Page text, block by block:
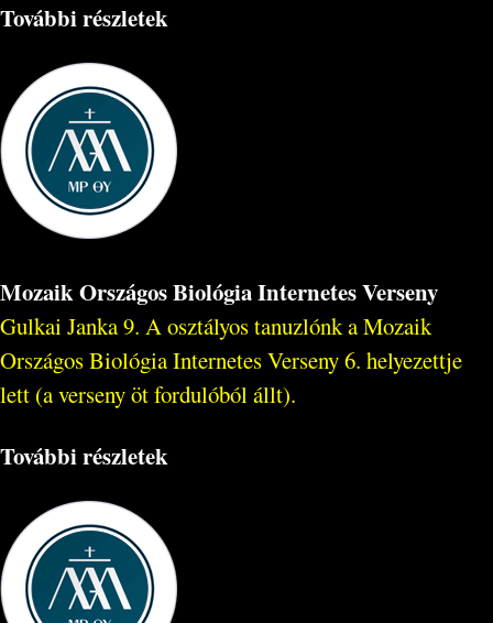
További részletek
Mozaik Országos Biológia Internetes Verseny
Gulkai Janka 9. A osztályos tanuzlónk a Mozaik
Országos Biológia Internetes Verseny 6. helyezettje
lett (a verseny öt fordulóból állt).
További részletek